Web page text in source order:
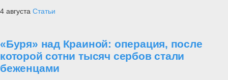
4 августа Статьи
«Буря» над Краиной: операция, после
которой сотни тысяч сербов стали
беженцами